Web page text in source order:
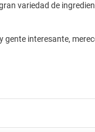
variedad de